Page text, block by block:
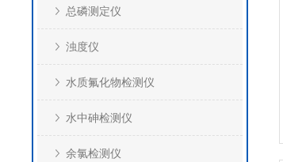
总磷测定仪
浊度仪
水质氟化物检测仪
水中砷检测仪
余氯检测仪